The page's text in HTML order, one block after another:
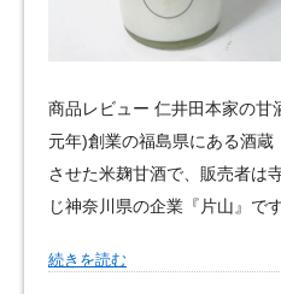
商品レビュー 仁井田本家の
元年)創業の福島県にある酒
させた米麹甘酒で、販売者は
じ神奈川県の企業『片山』です
続きを読む